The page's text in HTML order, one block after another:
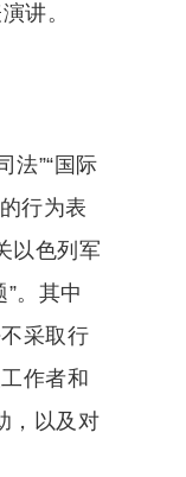
讲。
法”“国际
行为表
以色列军
。其中
采取行
作者和
，以及对